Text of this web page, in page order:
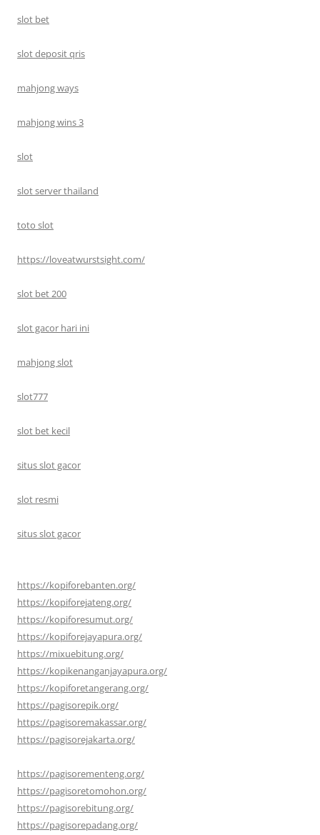
slot bet
slot deposit qris
mahjong ways
mahjong wins 3
slot
slot server thailand
toto slot
https://loveatwurstsight.com/
slot bet 200
slot gacor hari ini
mahjong slot
slot777
slot bet kecil
situs slot gacor
slot resmi
situs slot gacor
https://kopiforebanten.org/
https://kopiforejateng.org/
https://kopiforesumut.org/
https://kopiforejayapura.org/
https://mixuebitung.org/
https://kopikenanganjayapura.org/
https://kopiforetangerang.org/
https://pagisorepik.org/
https://pagisoremakassar.org/
https://pagisorejakarta.org/
https://pagisorementeng.org/
https://pagisoretomohon.org/
https://pagisorebitung.org/
https://pagisorepadang.org/